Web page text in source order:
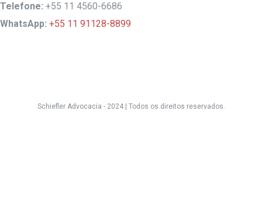
Telefone: +55 11 4560-6686
WhatsApp: +55 11 91128-8899
Schiefler Advocacia - 2024 | Todos os direitos reservados.